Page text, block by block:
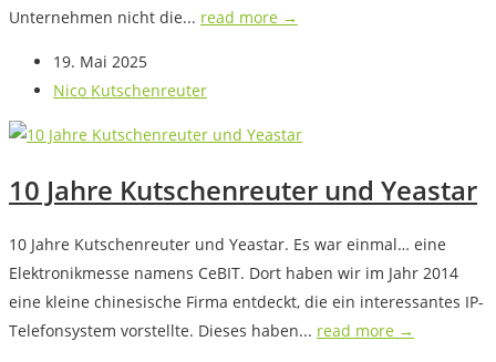
Unternehmen nicht die... read more →
19. Mai 2025
Nico Kutschenreuter
10 Jahre Kutschenreuter und Yeastar
10 Jahre Kutschenreuter und Yeastar. Es war einmal… eine
Elektronikmesse namens CeBIT. Dort haben wir im Jahr 2014
eine kleine chinesische Firma entdeckt, die ein interessantes IP-
Telefonsystem vorstellte. Dieses haben... read more →